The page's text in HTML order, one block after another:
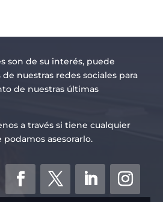
son de su interés, puede
nuestras redes sociales para
de nuestras últimas
a través si tiene cualquier
asesorarlo.